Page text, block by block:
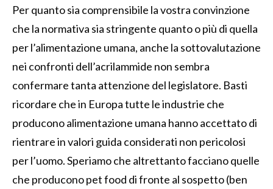
Per quanto sia comprensibile la vostra convinzione
che la normativa sia stringente quanto o più di quella
per l’alimentazione umana, anche la sottovalutazione
nei confronti dell’acrilammide non sembra
confermare tanta attenzione del legislatore. Basti
ricordare che in Europa tutte le industrie che
producono alimentazione umana hanno accettato di
rientrare in valori guida considerati non pericolosi
per l’uomo. Speriamo che altrettanto facciano quelle
che producono pet food di fronte al sospetto (ben